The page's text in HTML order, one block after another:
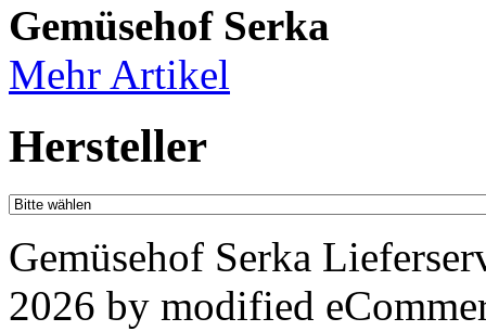
Gemüsehof Serka
Mehr Artikel
Hersteller
Gemüsehof Serka
2026 by modified